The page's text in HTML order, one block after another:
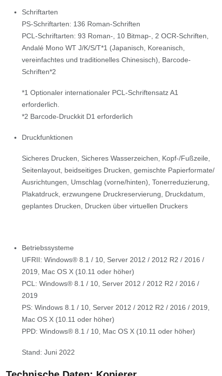
Schriftarten
PS-Schriftarten: 136 Roman-Schriften
PCL-Schriftarten: 93 Roman-, 10 Bitmap-, 2 OCR-Schriften,
Andalé Mono WT J/K/S/T*1 (Japanisch, Koreanisch,
vereinfachtes und traditionelles Chinesisch), Barcode-
Schriften*2
*1 Optionaler internationaler PCL-Schriftensatz A1
erforderlich.
*2 Barcode-Druckkit D1 erforderlich
Druckfunktionen
Sicheres Drucken, Sicheres Wasserzeichen, Kopf-/Fußzeile,
Seitenlayout, beidseitiges Drucken, gemischte Papierformate/
Ausrichtungen, Umschlag (vorne/hinten), Tonerreduzierung,
Plakatdruck, erzwungene Druckreservierung, Druckdatum,
geplantes Drucken, Drucken über virtuellen Druckers
Betriebssysteme
UFRII: Windows® 8.1 / 10, Server 2012 / 2012 R2 / 2016 /
2019, Mac OS X (10.11 oder höher)
PCL: Windows® 8.1 / 10, Server 2012 / 2012 R2 / 2016 /
2019
PS: Windows 8.1 / 10, Server 2012 / 2012 R2 / 2016 / 2019,
Mac OS X (10.11 oder höher)
PPD: Windows® 8.1 / 10, Mac OS X (10.11 oder höher)
Stand: Juni 2022